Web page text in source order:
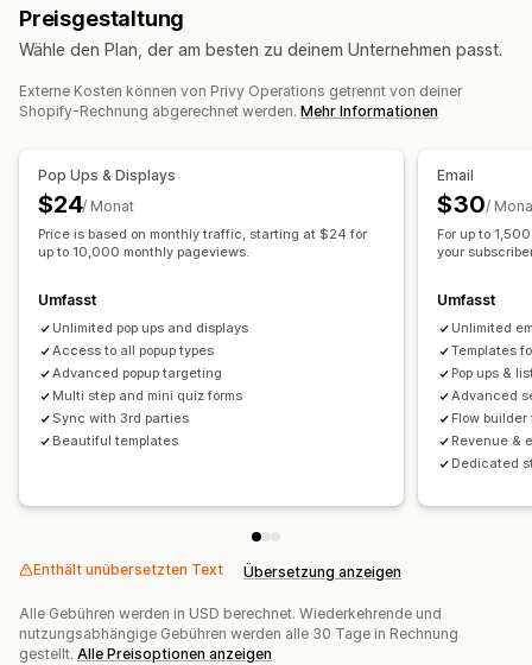
Warenkorb-E-Mails
Abgebrochener Warenkorb ​Abgebrochene Suche​
Willkommens-E-Mails Follow-up-E-Mails
Preissenkungs-E-Mails
Rückgewinnungs-E-Mails
Individuelle Kampagnen
Kampagnen verwalten
Einholung von Einwilligungen
E-Mail-Erfassungsliste
SMS-Erfassungsliste Trigger und Regeln
Automatisierungen
Targeting
Tagging
Tracking
Berichterstattung
Personalisierte Nachrichten
Vorlagen
Segmentierung Benutzerdefinierte Segmente
Opt-in
Geburtstagsnachrichten
Rabattcodes
Feedback-Anfragen
Nachverfolgung von Bestellungen
Begrüßungsnachrichten
Win-Back-Kampagnen
Preisgestaltung
Wähle den Plan, der am besten zu deinem Unternehmen passt.
Externe Kosten können von Privy Operations getrennt von deiner
Shopify-Rechnung abgerechnet werden. Mehr Informationen
Pop Ups & Displays
$24/ Monat
Price is based on monthly traffic, starting at $24 for
up to 10,000 monthly pageviews.
Umfasst
Unlimited pop ups and displays
Access to all popup types
Advanced popup targeting
Multi step and mini quiz forms
Sync with 3rd parties
Beautiful templates
Email
$30/
For up to
your
Umfasst
Unlimited
Templates
Pop ups &
Advanced
Flow
Revenue &
Dedicated
Enthält unübersetzten Text Übersetzung anzeigen
Alle Gebühren werden in USD berechnet. Wiederkehrende und
nutzungsabhängige Gebühren werden alle 30 Tage in Rechnung
gestellt. Alle Preisoptionen anzeigen